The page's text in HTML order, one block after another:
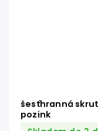
šesťhranná
pozink